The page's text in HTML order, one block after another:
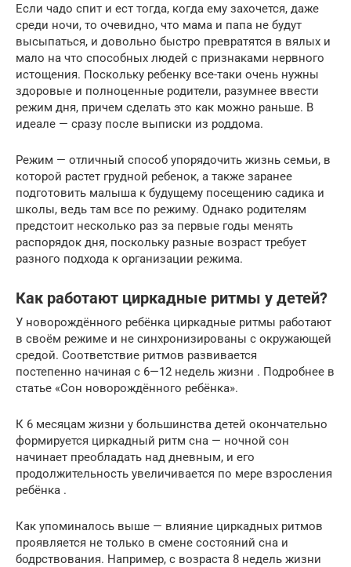
Если чадо спит и ест тогда, когда ему захочется, даже
среди ночи, то очевидно, что мама и папа не будут
высыпаться, и довольно быстро превратятся в вялых и
мало на что способных людей с признаками нервного
истощения. Поскольку ребенку все-таки очень нужны
здоровые и полноценные родители, разумнее ввести
режим дня, причем сделать это как можно раньше. В
идеале — сразу после выписки из роддома.
Режим — отличный способ упорядочить жизнь семьи, в
которой растет грудной ребенок, а также заранее
подготовить малыша к будущему посещению садика и
школы, ведь там все по режиму. Однако родителям
предстоит несколько раз за первые годы менять
распорядок дня, поскольку разные возраст требует
разного подхода к организации режима.
Как работают циркадные ритмы у детей?
У новорождённого ребёнка циркадные ритмы работают
в своём режиме и не синхронизированы с окружающей
средой. Соответствие ритмов развивается
постепенно начиная с 6—12 недель жизни . Подробнее в
статье «Сон новорождённого ребёнка».
К 6 месяцам жизни у большинства детей окончательно
формируется циркадный ритм сна — ночной сон
начинает преобладать над дневным, и его
продолжительность увеличивается по мере взросления
ребёнка .
Как упоминалось выше — влияние циркадных ритмов
проявляется не только в смене состояний сна и
бодрствования. Например, с возраста 8 недель жизни